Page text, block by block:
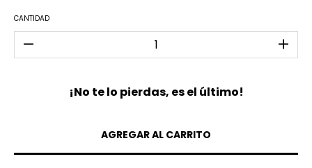
CANTIDAD
¡No te lo pierdas, es el último!